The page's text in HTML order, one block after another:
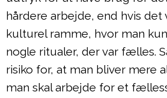
hårdere arbejde, end hvis det
kulturel ramme, hvor man
nogle ritualer, der var fælles.
risiko for, at man bliver mere
man skal arbejde for et